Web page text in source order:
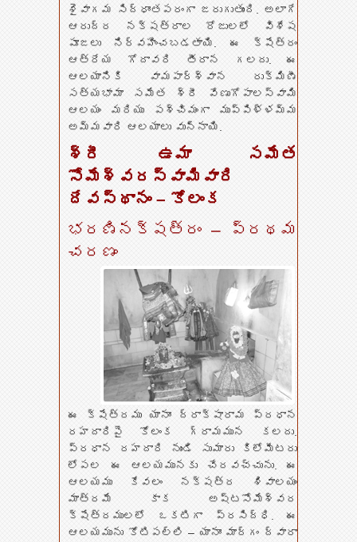
శైవాగమ సిద్ధాంతపరంగా జరుగుతుంది. అలాగే
ఆరుద్ర నక్షత్రాల రోజులలో విశేష
పూజలు నిర్వహించబడతాయి. ఈ క్షేత్రం
ఆత్రేయ గోదావరి తీరాన గలదు. ఈ
ఆలయానికి వామపార్శ్వాన రుక్మిణీ
సత్యభామా సమేత శ్రీ వేణుగోపాలస్వామి
ఆలయం మరియు పశ్చిమంగా ముప్పిళ్ళమ్మ
అమ్మవారి ఆలయాలు వున్నాయి.
శ్రీ ఉమా సమేత
సోమేశ్వరస్వామివారి
దేవస్థానం – కోలంక
భరణినక్షత్రం – ప్రథమ
చరణం
ఈ క్షేత్రము యానాం ద్రాక్షారామ ప్రధాన
రహదారిపై కోలంక గ్రామమున కలదు.
ప్రధాన రహదారి నుండి సుమారు కిలోమీటరు
లోపల ఈ ఆలయమునకు చేరవచ్చును. ఈ
ఆలయము కేవలం నక్షత్ర శివాలయం
మాత్రమే కాక అష్టసోమేశ్వర
క్షేత్రములలో ఒకటిగా ప్రసిద్ధి. ఈ
ఆలయమును కోటిపల్లి – యానాం మార్గం ద్వారా